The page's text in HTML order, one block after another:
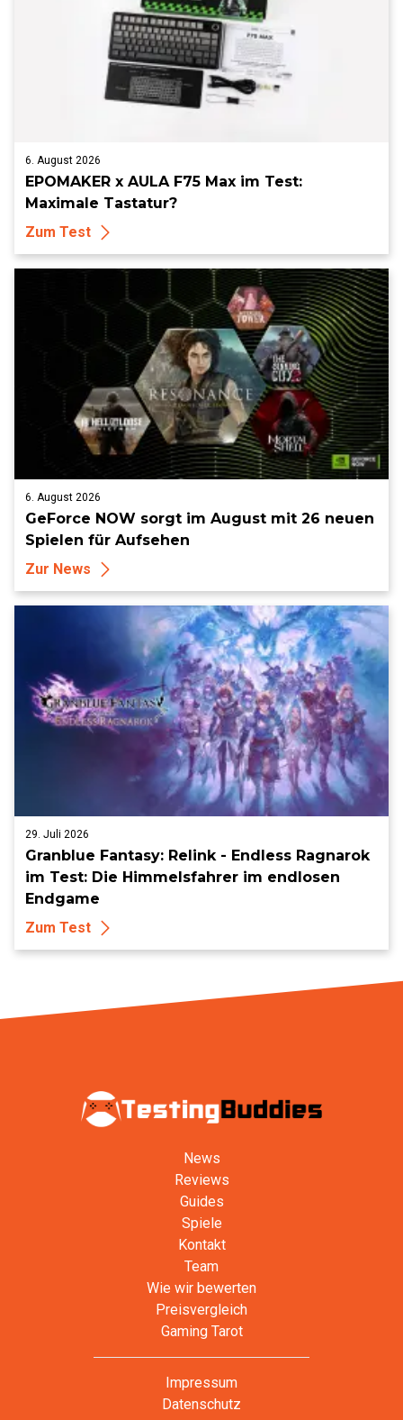
6. August 2026
EPOMAKER x AULA F75 Max im Test:
Maximale Tastatur?
Zum Test
6. August 2026
GeForce NOW sorgt im August mit 26 neuen
Spielen für Aufsehen
Zur News
29. Juli 2026
Granblue Fantasy: Relink - Endless Ragnarok
im Test: Die Himmelsfahrer im endlosen
Endgame
Zum Test
News
Reviews
Guides
Spiele
Kontakt
Team
Wie wir bewerten
Preisvergleich
Gaming Tarot
Impressum
Datenschutz